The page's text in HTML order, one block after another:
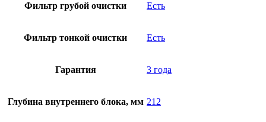
Фильтр грубой очистки Есть
Фильтр тонкой очистки Есть
Гарантия 3 года
Глубина внутреннего блока, мм 212